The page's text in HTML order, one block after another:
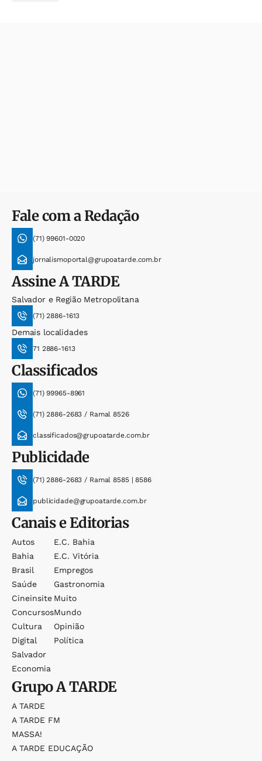
Fale com a Redação
(71) 99601-0020
jornalismoportal@grupoatarde.com.br
AssineA TARDE
Salvador e Região Metropolitana
(71) 2886-1613
Demais localidades
71 2886-1613
Classificados
(71) 99965-8961
(71) 2886-2683 / Ramal 8526
classificados@grupoatarde.com.br
Publicidade
(71) 2886-2683 / Ramal 8585 | 8586
publicidade@grupoatarde.com.br
Canais e Editorias
Autos
Bahia
Brasil
Saúde
Cineinsite
Concursos
Cultura
Digital
Salvador
Economia
E.c. Bahia
E.c. Vitória
Empregos
Gastronomia
Muito
Mundo
Opinião
Política
GrupoA TARDE
A TARDE
A TARDE FM
MASSA!
A TARDE EDUCAÇÃO